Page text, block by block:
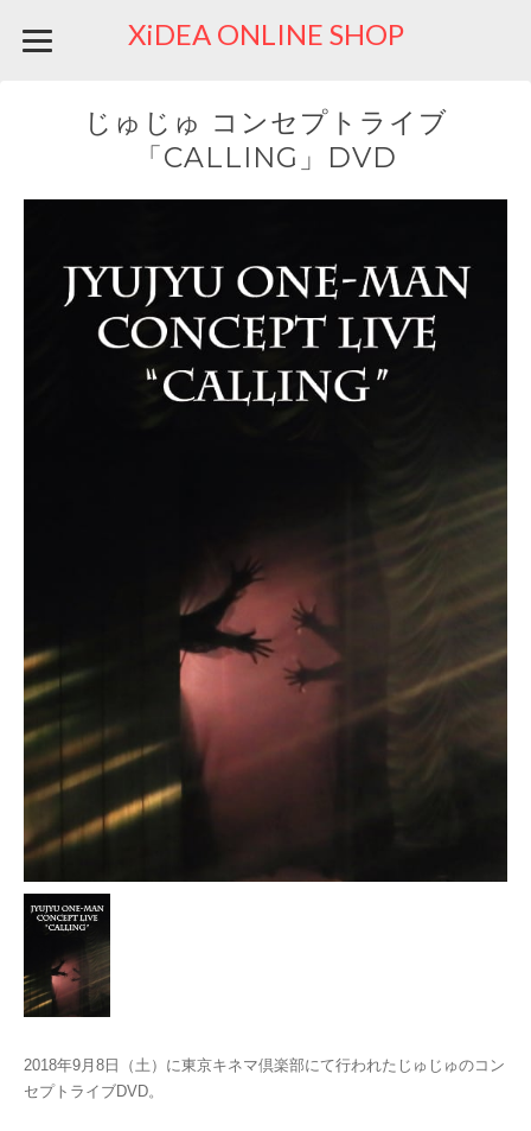
XiDEA ONLINE SHOP
じゅじゅ コンセプトライブ
「CALLING」DVD
2018年9月8日（土）に東京キネマ倶楽部にて行われたじゅじゅのコン
セプトライブDVD。